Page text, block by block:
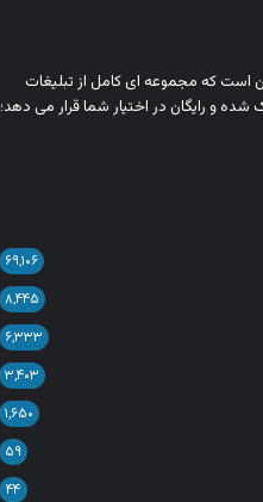
است که مجموعه‌ ای کامل از تبلیغات
شده و رایگان در اختیار شما قرار می‌ دهد؛
۶۹,۱۰۶
۸,۴۴۵
۶,۳۳۳
۳,۴۰۳
۱,۶۵۰
۵۹
۴۴